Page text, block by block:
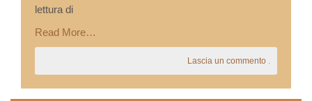
lettura di
Read More…
Lascia un commento .